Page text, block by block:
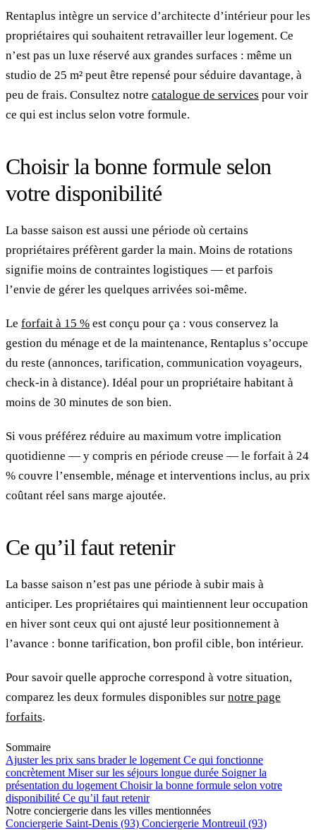
Rentaplus intègre un service d’architecte d’intérieur pour les
propriétaires qui souhaitent retravailler leur logement. Ce
n’est pas un luxe réservé aux grandes surfaces : même un
studio de 25 m² peut être repensé pour séduire davantage, à
peu de frais. Consultez notre catalogue de services pour voir
ce qui est inclus selon votre formule.
Choisir la bonne formule selon
votre disponibilité
La basse saison est aussi une période où certains
propriétaires préfèrent garder la main. Moins de rotations
signifie moins de contraintes logistiques — et parfois
l’envie de gérer les quelques arrivées soi-même.
Le forfait à 15 % est conçu pour ça : vous conservez la
gestion du ménage et de la maintenance, Rentaplus s’occupe
du reste (annonces, tarification, communication voyageurs,
check-in à distance). Idéal pour un propriétaire habitant à
moins de 30 minutes de son bien.
Si vous préférez réduire au maximum votre implication
quotidienne — y compris en période creuse — le forfait à 24
% couvre l’ensemble, ménage et interventions inclus, au prix
coûtant réel sans marge ajoutée.
Ce qu’il faut retenir
La basse saison n’est pas une période à subir mais à
anticiper. Les propriétaires qui maintiennent leur occupation
en hiver sont ceux qui ont ajusté leur positionnement à
l’avance : bonne tarification, bon profil cible, bon intérieur.
Pour savoir quelle approche correspond à votre situation,
comparez les deux formules disponibles sur notre page
forfaits.
Sommaire
Ajuster les prix sans brader le logement Ce qui fonctionne
concrètement Miser sur les séjours longue durée Soigner la
présentation du logement Choisir la bonne formule selon votre
disponibilité Ce qu’il faut retenir
Notre conciergerie dans les villes mentionnées
Conciergerie Saint-Denis (93) Conciergerie Montreuil (93)